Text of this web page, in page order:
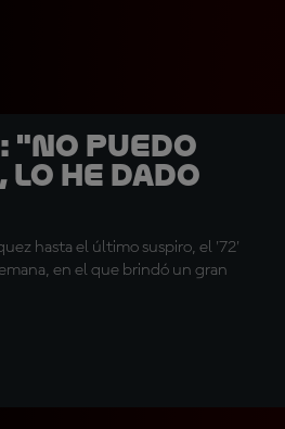
"No puedo
he dado
hasta el último suspiro, el '72'
en el que brindó un gran